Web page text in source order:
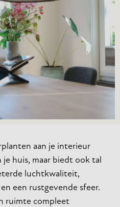
aan je interieur
huis, maar biedt ook tal
luchtkwaliteit,
een rustgevende sfeer.
ruimte compleet